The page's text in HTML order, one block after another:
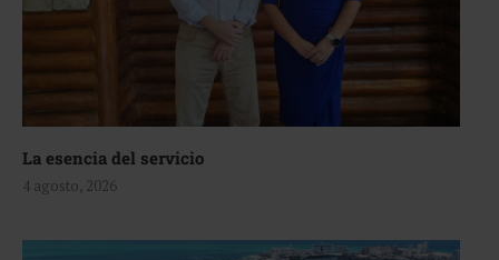
La esencia del servicio
4 agosto, 2026